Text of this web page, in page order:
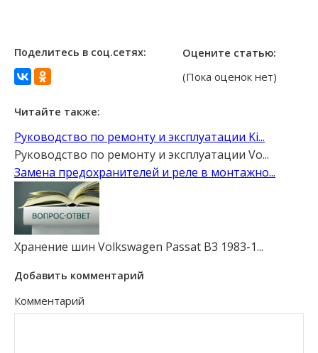
Поделитесь в соц.сетях: Оцените статью:
(Пока оценок нет)
Читайте также:
Руководство по ремонту и эксплуатации Ki...
Руководство по ремонту и эксплуатации Vo...
Замена предохранителей и реле в монтажно...
Хранение шин Volkswagen Passat B3 1983-1...
Добавить комментарий
Комментарий